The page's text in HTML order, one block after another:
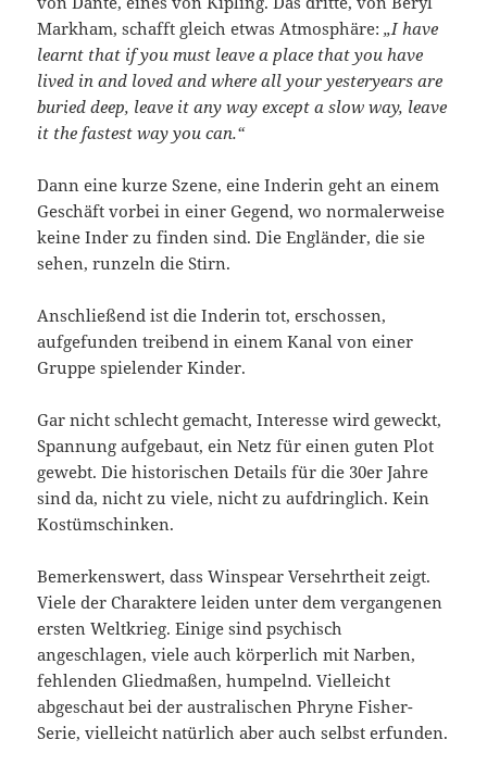
Markham, schafft gleich etwas Atmosphäre:„I have
learnt that if you must leave a place that you have
lived in and loved and where all your yesteryears are
buried deep, leave it any way except a slow way, leave
it the fastest way you can.“
Dann eine kurze Szene, eine Inderin geht an einem
Geschäft vorbei in einer Gegend, wo normalerweise
keine Inder zu finden sind. Die Engländer, die sie
sehen, runzeln die Stirn.
Anschließend ist die Inderin tot, erschossen,
aufgefunden treibend in einem Kanal von einer
Gruppe spielender Kinder.
Gar nicht schlecht gemacht, Interesse wird geweckt,
Spannung aufgebaut, ein Netz für einen guten Plot
gewebt. Die historischen Details für die 30er Jahre
sind da, nicht zu viele, nicht zu aufdringlich. Kein
Kostümschinken.
Bemerkenswert, dass Winspear Versehrtheit zeigt.
Viele der Charaktere leiden unter dem vergangenen
ersten Weltkrieg. Einige sind psychisch
angeschlagen, viele auch körperlich mit Narben,
fehlenden Gliedmaßen, humpelnd. Vielleicht
abgeschaut bei der australischen Phryne Fisher-
Serie, vielleicht natürlich aber auch selbst erfunden.